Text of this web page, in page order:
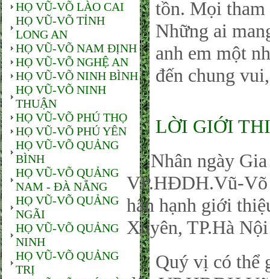
HỌ VŨ-VÕ LÀO CAI
HỌ VŨ-VÕ TỈNH
LONG AN
HỌ VŨ-VÕ NAM ĐỊNH
HỌ VŨ-VÕ NGHỆ AN
HỌ VŨ-VÕ NINH BÌNH
HỌ VŨ-VÕ NINH
THUẬN
HỌ VŨ-VÕ PHÚ THỌ
HỌ VŨ-VÕ PHÚ YÊN
HỌ VŨ-VÕ QUẢNG
BÌNH
HỌ VŨ-VÕ QUẢNG
NAM - ĐÀ NẴNG
HỌ VŨ-VÕ QUẢNG
NGÃI
HỌ VŨ-VÕ QUẢNG
NINH
HỌ VŨ-VÕ QUẢNG
TRỊ
tồn. Mọi tham
Những ai
anh em một
đến chung
LỜI GIỚI
Nhân ngày Gia
VP.HĐDH.Vũ-Võ
hân hạnh giới
Xuyên, TP.Hà
Quý vị có thể